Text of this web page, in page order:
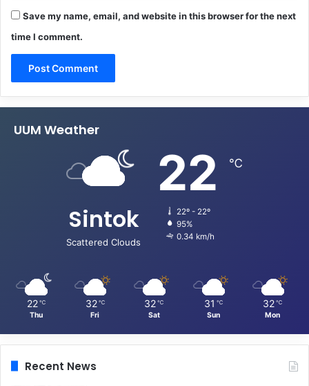
Save my name, email, and website in this browser for the next
time I comment.
UUM Weather
Sintok
Scattered Clouds
22 ℃
22º - 22º
95%
0.34 km/h
22 ℃
Thu
32 ℃
Fri
32 ℃
Sat
31 ℃
Sun
32 ℃
Mon
Recent News